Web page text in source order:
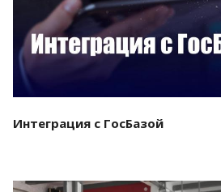
Интеграция с ГосБазой